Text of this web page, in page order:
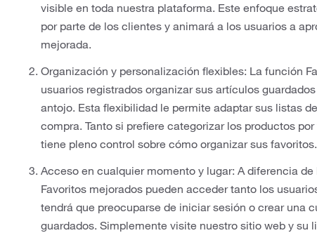
visible en toda nuestra plataforma. Este enfoque
por parte de los clientes y animará a los usuarios a
mejorada.
Organización y personalización flexibles: La función
usuarios registrados organizar sus artículos
antojo. Esta flexibilidad le permite adaptar sus listas
compra. Tanto si prefiere categorizar los productos
tiene pleno control sobre cómo organizar sus favoritos.
Acceso en cualquier momento y lugar: A diferencia
Favoritos mejorados pueden acceder tanto los
tendrá que preocuparse de iniciar sesión o crear una
guardados. Simplemente visite nuestro sitio web y su